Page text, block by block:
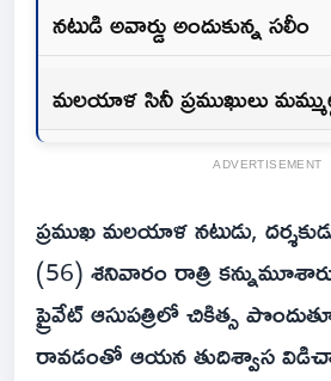
నటుడి అవార్డు అందుకున్న సలీం
మలయాళ సినీ ప్రముఖులు
ADVERTISEMENT
ప్రముఖ మలయాళ నటుడు,
(56) శనివారం రాత్రి
ప్రైవేట్ ఆసుపత్రిలో చికిత్స
రావడంతో ఆయన తుదిశ్వాస